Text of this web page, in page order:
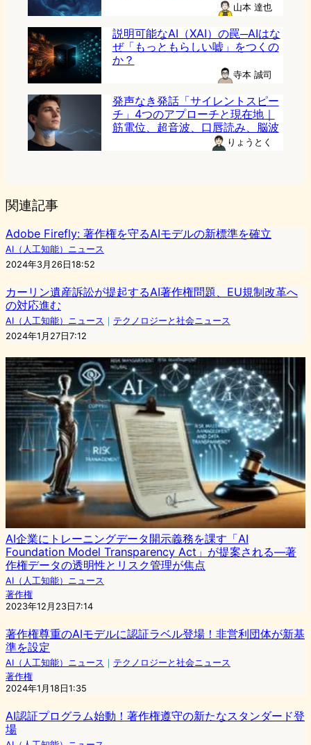
山本 達也
説明可能なAI（XAI）の罠─AIはな
ぜ「もっともらしい嘘」をつくの
か？
寺本 誠司
発声なき発話「サイレントスピー
チ」4つのアプローチと現在地｜
筋電位、超音波、口唇読み、脳波
りょうとく
関連記事
Adobe Firefly: 著作権を守るAIモデルの新標準を確立
AI（人工知能）ニュース
2024年3月26日18:52
カーリン遺産訴訟が提起するAI著作権問題、EU規制改革へ
の対応進む
AI（人工知能）ニュース ｜ テクノロジーと社会ニュース
2024年1月27日7:12
AI企業にトレーニングデータ開示義務を課す「AI
Foundation Model Transparency Act」が提案される―著
作権データの透明性とリスク管理が焦点
AI（人工知能）ニュース
著作権
2023年12月23日7:14
著作権尊重のAIモデルに認証ラベル登場！非営利団体が新基
準を設定
AI（人工知能）ニュース ｜ テクノロジーと社会ニュース
著作権
2024年1月18日1:35
AI認証プログラム始動！著作権遵守の新たなスタンダード登
場